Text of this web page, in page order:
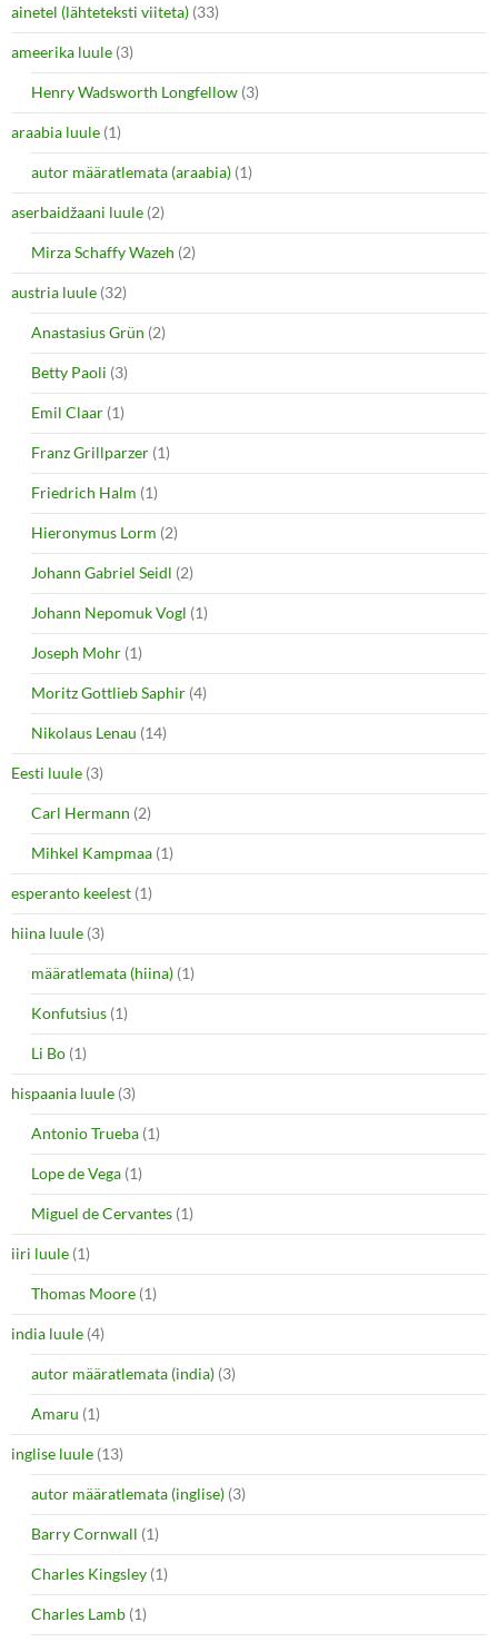
t
t
e
r
(
O
p
e
n
n
n
w
w
i
n
d
o
)
e
b
o
o
k
(
O
p
e
n
i
n
n
e
w
w
i
n
d
w
)
ainetel (lähteteksti viiteta) (33)
ameerika luule (3)
Henry Wadsworth Longfellow (3)
araabia luule (1)
autor määratlemata (araabia) (1)
aserbaidžaani luule (2)
Mirza Schaffy Wazeh (2)
austria luule (32)
Anastasius Grün (2)
Betty Paoli (3)
Emil Claar (1)
Franz Grillparzer (1)
Friedrich Halm (1)
Hieronymus Lorm (2)
Johann Gabriel Seidl (2)
Johann Nepomuk Vogl (1)
Joseph Mohr (1)
Moritz Gottlieb Saphir (4)
Nikolaus Lenau (14)
Eesti luule (3)
Carl Hermann (2)
Mihkel Kampmaa (1)
esperanto keelest (1)
hiina luule (3)
määratlemata (hiina) (1)
Konfutsius (1)
Li Bo (1)
hispaania luule (3)
Antonio Trueba (1)
Lope de Vega (1)
Miguel de Cervantes (1)
iiri luule (1)
Thomas Moore (1)
india luule (4)
autor määratlemata (india) (3)
Amaru (1)
inglise luule (13)
autor määratlemata (inglise) (3)
Barry Cornwall (1)
Charles Kingsley (1)
Charles Lamb (1)